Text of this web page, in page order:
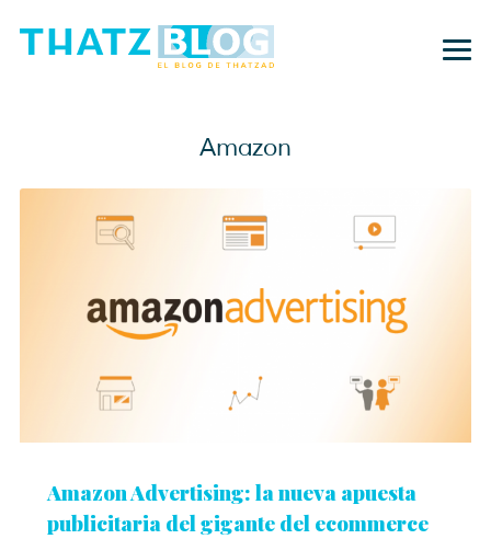
Amazon
Amazon Advertising: la nueva apuesta
publicitaria del gigante del ecommerce